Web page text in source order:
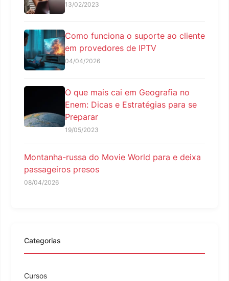
13/02/2023
Como funciona o suporte ao cliente
em provedores de IPTV
04/04/2026
O que mais cai em Geografia no
Enem: Dicas e Estratégias para se
Preparar
19/05/2023
Montanha-russa do Movie World para e deixa
passageiros presos
08/04/2026
Categorias
Cursos